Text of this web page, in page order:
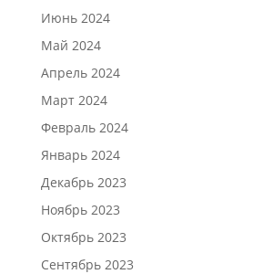
Июнь 2024
Май 2024
Апрель 2024
Март 2024
Февраль 2024
Январь 2024
Декабрь 2023
Ноябрь 2023
Октябрь 2023
Сентябрь 2023